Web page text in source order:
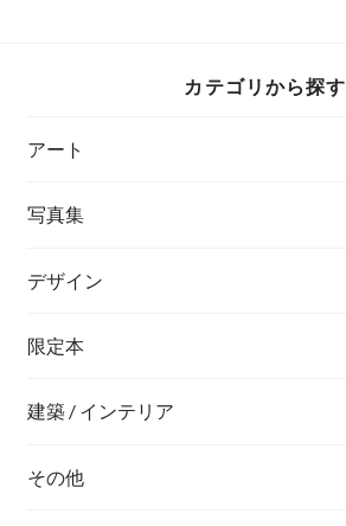
カテゴリから探す
アート
写真集
デザイン
限定本
建築 / インテリア
その他